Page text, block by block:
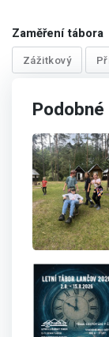
Zaměření tábora
Zážitkový